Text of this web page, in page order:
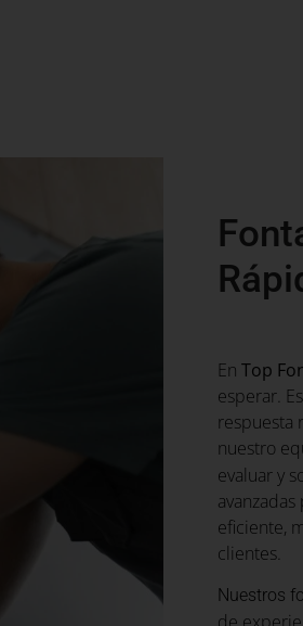
En Top
esperar.
respuesta
nuestro
evaluar y
eficiente,
clientes.
Nuestros